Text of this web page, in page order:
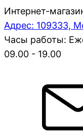
Интернет-
Адрес: 109333,
Часы работы:
09.00 - 19.00